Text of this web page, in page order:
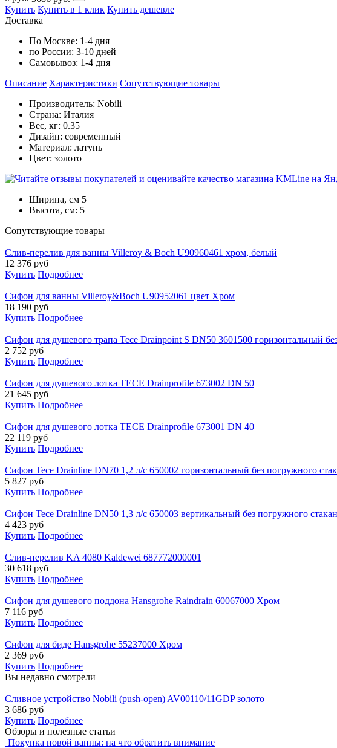
Купить Купить в 1 клик Купить дешевле
Доставка
По Москве: 1-4 дня
по России: 3-10 дней
Самовывоз: 1-4 дня
Описание Характеристики Cопутствующие товары
Производитель: Nobili
Страна: Италия
Вес, кг: 0.35
Дизайн: современный
Материал: латунь
Цвет: золото
Ширина, см 5
Высота, см: 5
Cопутствующие товары
Слив-перелив для ванны Villeroy & Boch U90960461 хром, белый
12 376 руб
Купить Подробнее
Сифон для ванны Villeroy&Boch U90952061 цвет Хром
18 190 руб
Купить Подробнее
Сифон для душевого трапа Tece Drainpoint S DN50 3601500 горизонтальный
2 752 руб
Купить Подробнее
Сифон для душевого лотка TECE Drainprofile 673002 DN 50
21 645 руб
Купить Подробнее
Сифон для душевого лотка TECE Drainprofile 673001 DN 40
22 119 руб
Купить Подробнее
Сифон Tece Drainline DN70 1,2 л/с 650002 горизонтальный без погружного
5 827 руб
Купить Подробнее
Сифон Tece Drainline DN50 1,3 л/с 650003 вертикальный без погружного
4 423 руб
Купить Подробнее
Слив-перелив KA 4080 Kaldewei 687772000001
30 618 руб
Купить Подробнее
Сифон для душевого поддона Hansgrohe Raindrain 60067000 Хром
7 116 руб
Купить Подробнее
Сифон для биде Hansgrohe 55237000 Хром
2 369 руб
Купить Подробнее
Вы недавно смотрели
Сливное устройство Nobili (push-open) AV00110/11GDP золото
3 686 руб
Купить Подробнее
Обзоры и полезные статьи
Покупка новой ванны: на что обратить внимание